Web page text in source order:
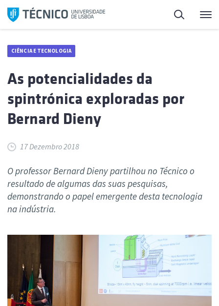
Saltar
para
Pesquisa
CIÊNCIA E TECNOLOGIA
As potencialidades da
spintrónica exploradas por
Bernard Dieny
17 Dezembro 2018
O professor Bernard Dieny partilhou no Técnico o
resultado de algumas das suas pesquisas,
demonstrando o papel emergente desta tecnologia
na indústria.